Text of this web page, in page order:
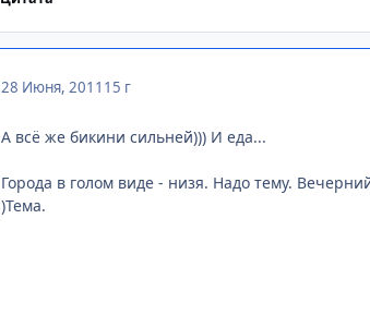
28 Июня, 2011 15 г
А всё же бикини сильней))) И еда...
Города в голом виде - низя. Надо тему.
)Тема.